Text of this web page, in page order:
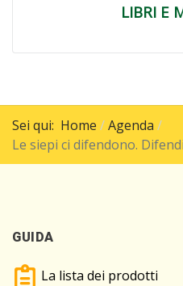
LIBRI E
Sei qui: Home
Agenda
Le siepi ci difendono.
GUIDA
La lista dei prodotti